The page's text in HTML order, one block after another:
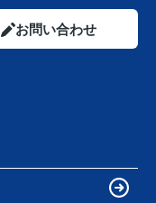
お問い合わせ